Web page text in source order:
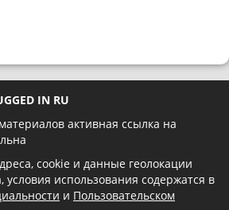
IN RU
активная ссылка на
cookie и данные геолокации
условия использования содержатся в
и Пользовательском